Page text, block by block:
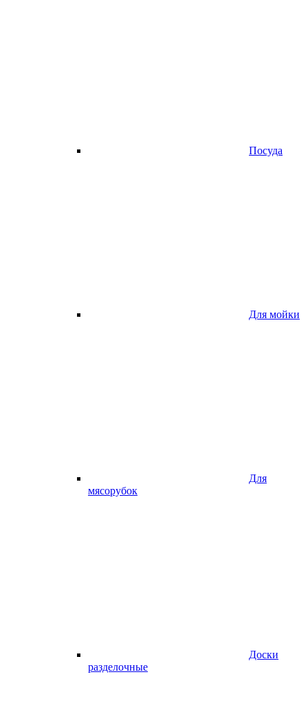
Посуда
Для мойки
Для
мясорубок
Доски
разделочные